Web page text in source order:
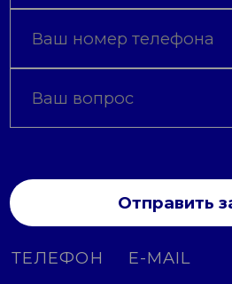
Отправить
ТЕЛЕФОН E-MAIL